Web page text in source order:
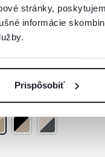
stránky,
informácie
Prispôsobiť
kašmír, MAKO
€
€
- detailná